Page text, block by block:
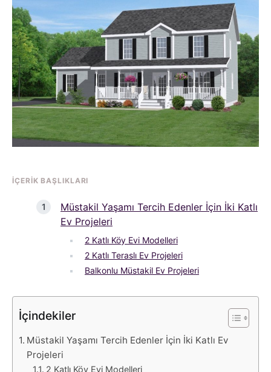
İÇERIK BAŞLIKLARI
Müstakil Yaşamı Tercih Edenler İçin İki Katlı
Ev Projeleri
2 Katlı Köy Evi Modelleri
2 Katlı Teraslı Ev Projeleri
Balkonlu Müstakil Ev Projeleri
İçindekiler
Müstakil Yaşamı Tercih Edenler İçin İki Katlı Ev
Projeleri
2 Katlı Köy Evi Modelleri